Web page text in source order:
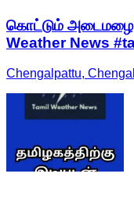
கொட்டும் அடைமழை!
Weather News
Chengalpattu,